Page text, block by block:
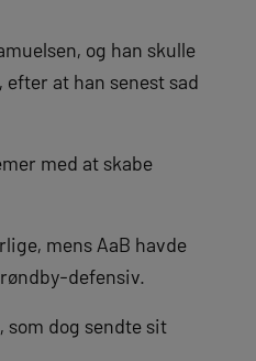
og han skulle
at han senest sad
med at skabe
mens AaB havde
defensiv.
dog sendte sit